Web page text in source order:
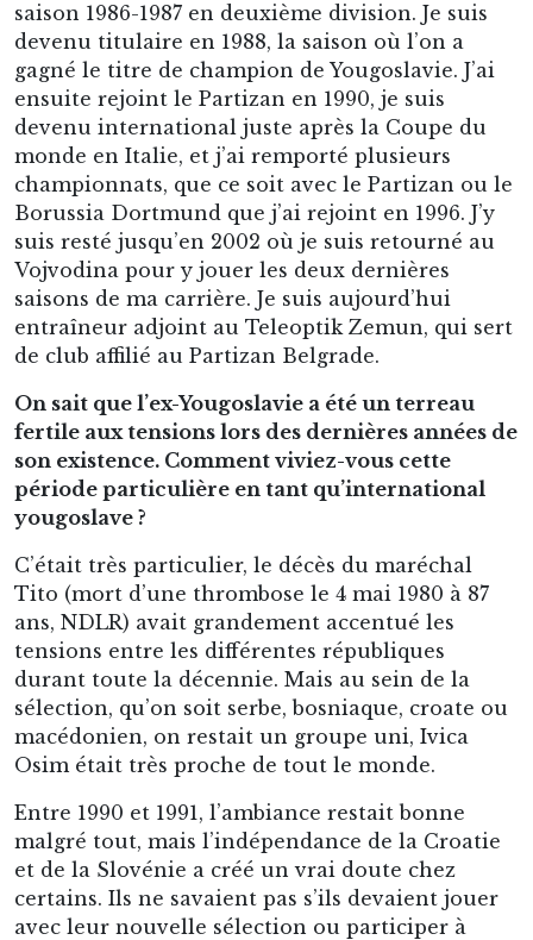
saison 1986-1987 en deuxième division. Je suis
devenu titulaire en 1988, la saison où l’on a
gagné le titre de champion de Yougoslavie. J’ai
ensuite rejoint le Partizan en 1990, je suis
devenu international juste après la Coupe du
monde en Italie, et j’ai remporté plusieurs
championnats, que ce soit avec le Partizan ou le
Borussia Dortmund que j’ai rejoint en 1996. J’y
suis resté jusqu’en 2002 où je suis retourné au
Vojvodina pour y jouer les deux dernières
saisons de ma carrière. Je suis aujourd’hui
entraîneur adjoint au Teleoptik Zemun, qui sert
de club affilié au Partizan Belgrade.
On sait que l’ex-Yougoslavie a été un terreau
fertile aux tensions lors des dernières années de
son existence. Comment viviez-vous cette
période particulière en tant qu’international
yougoslave ?
C’était très particulier, le décès du maréchal
Tito (mort d’une thrombose le 4 mai 1980 à 87
ans, NDLR) avait grandement accentué les
tensions entre les différentes républiques
durant toute la décennie. Mais au sein de la
sélection, qu’on soit serbe, bosniaque, croate ou
macédonien, on restait un groupe uni, Ivica
Osim était très proche de tout le monde.
Entre 1990 et 1991, l’ambiance restait bonne
malgré tout, mais l’indépendance de la Croatie
et de la Slovénie a créé un vrai doute chez
certains. Ils ne savaient pas s’ils devaient jouer
avec leur nouvelle sélection ou participer à